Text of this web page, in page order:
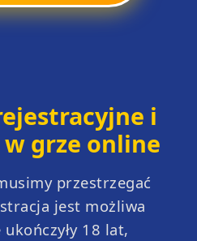
i
grze online
przestrzegać
jest możliwa
18 lat,